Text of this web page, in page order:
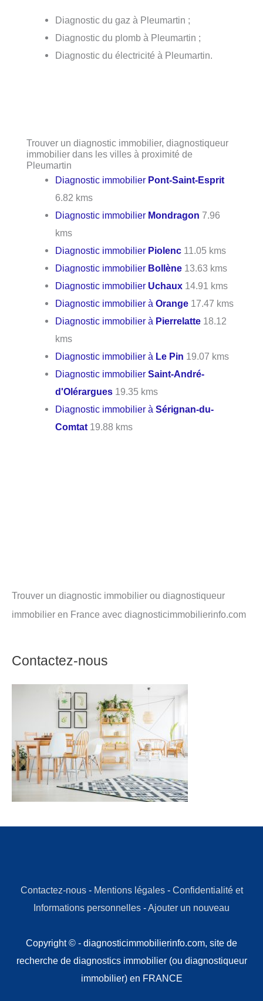
Diagnostic du gaz à Pleumartin ;
Diagnostic du plomb à Pleumartin ;
Diagnostic du électricité à Pleumartin.
Trouver un diagnostic immobilier, diagnostiqueur
immobilier dans les villes à proximité de
Pleumartin
Diagnostic immobilier Pont-Saint-Esprit
6.82 kms
Diagnostic immobilier Mondragon 7.96
kms
Diagnostic immobilier Piolenc 11.05 kms
Diagnostic immobilier Bollène 13.63 kms
Diagnostic immobilier Uchaux 14.91 kms
Diagnostic immobilier àOrange 17.47 kms
Diagnostic immobilier à Pierrelatte 18.12
kms
Diagnostic immobilier à Le Pin 19.07 kms
Diagnostic immobilierSaint-André-
d'Olérargues 19.35 kms
Diagnostic immobilier àSérignan-du-
Comtat 19.88 kms
Trouver un diagnostic immobilier ou diagnostiqueur
immobilier en France avec diagnosticimmobilierinfo.com
Contactez-nous
Contactez-nous- Mentions légales- Confidentialité et
Informations personnelles -Ajouter un nouveau
Copyright © - diagnosticimmobilierinfo.com, site de
recherche de diagnostics immobilier (ou diagnostiqueur
immobilier) en FRANCE